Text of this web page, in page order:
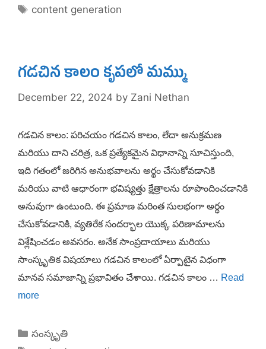
Tags
content generation
గడచిన కాలం కృపలో మమ్ము
December 22, 2024 by Zani Nethan
గడచిన కాలం: పరిచయం గడచిన కాలం, లేదా అనుక్రమణ
మరియు దాని చరిత్ర, ఒక ప్రత్యేకమైన విధానాన్ని సూచిస్తుంది,
ఇది గతంలో జరిగిన అనుభవాలను అర్థం చేసుకోవడానికి
మరియు వాటి ఆధారంగా భవిష్యత్తు క్షేత్రాలను రూపొందించడానికి
అనువుగా ఉంటుంది. ఈ ప్రమాణ మరింత సులభంగా అర్థం
చేసుకోవడానికి, వ్యతిరేక సందర్భాల యొక్క పరిణామాలను
విశ్లేషించడం అవసరం. అనేక సాంప్రదాయాలు మరియు
సాంస్కృతిక విషయాలు గడచిన కాలంలో ఏర్పాటైన విధంగా
మానవ సమాజాన్ని ప్రభావితం చేశాయి. గడచిన కాలం … Read
more
Categories
సంస్కృతి